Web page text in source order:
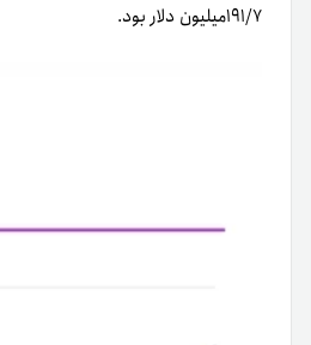
۱۹۱/۷میلیون دلار بود.